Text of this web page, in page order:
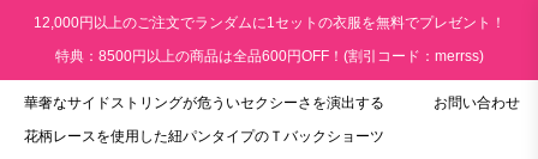
12,000円以上のご注文でランダムに1セットの衣服を無料でプレゼント！
特典：8500円以上の商品は全品600円OFF！(割引コード：merrss)
華奢なサイドストリングが危ういセクシーさを演出する
花柄レースを使用した紐パンタイプのＴバックショーツ
お問い合わせ